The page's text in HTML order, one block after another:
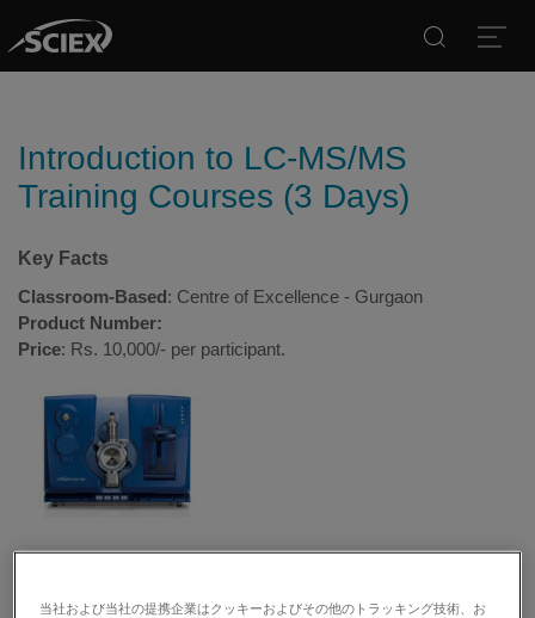
Introduction to LC-MS/MS
Training Courses (3 Days)
Key Facts
Classroom-Based: Centre of Excellence - Gurgaon
Product Number:
Price: Rs. 10,000/- per participant.
Registration for our Introduction to LC-MS/MS training programs
当社および当社の提携企業はクッキーおよびその他のトラッキング技術、お